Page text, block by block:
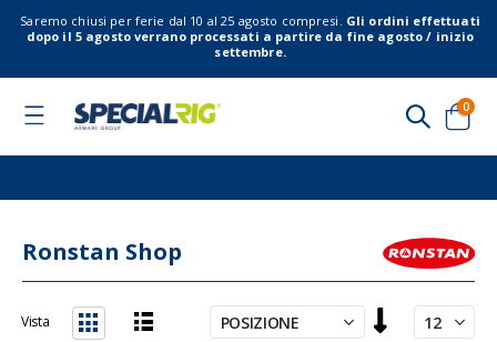
Saremo chiusi per ferie dal 10 al 25 agosto compresi. Gli ordini effettuati
dopo il 5 agosto verrano processati a partire da fine agosto / inizio
settembre.
Toggle
Cart
0
Ronstan Shop
Vista